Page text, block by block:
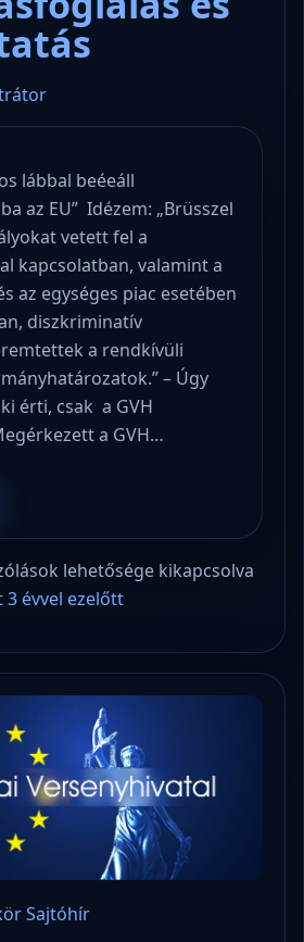
lábbal beéeáll
az EU” Idézem: „Brüsszel
vetett fel a
kapcsolatban, valamint a
az egységes piac esetében
diszkriminatív
a rendkívüli
– Úgy
érti, csak a GVH
a GVH…
lehetősége kikapcsolva
évvel ezelőtt
Sajtóhír